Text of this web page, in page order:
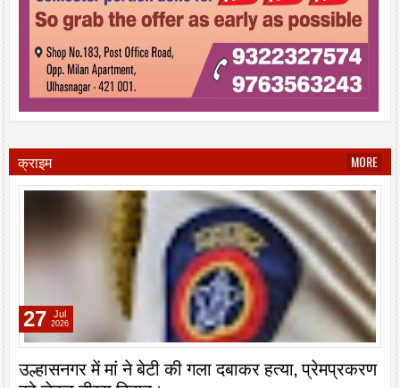
क्राइम MORE
27 Jul
2026
उल्हासनगर में मां ने बेटी की गला दबाकर हत्या, प्रेमप्रकरण